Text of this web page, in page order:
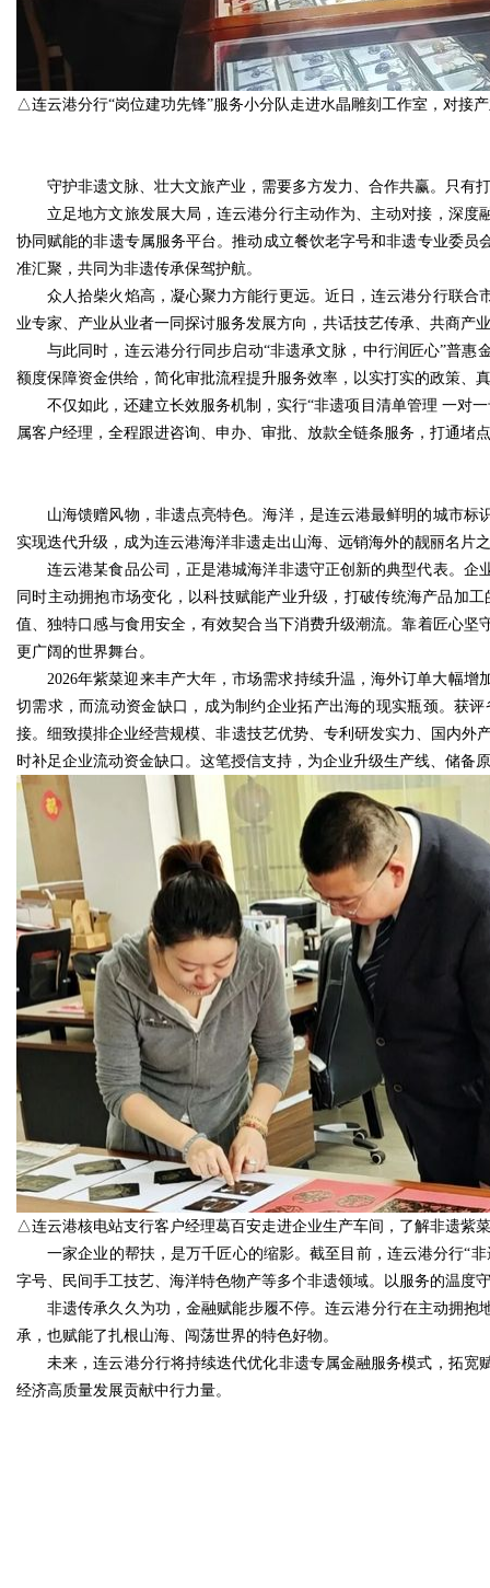
△连云港分行“岗位建功先锋”服务小分队走进水晶雕刻工作室，对接
守护非遗文脉、壮大文旅产业，需要多方发力、合作共赢。只有
立足地方文旅发展大局，连云港分行主动作为、主动对接，深
协同赋能的非遗专属服务平台。推动成立餐饮老字号和非遗专业委
准汇聚，共同为非遗传承保驾护航。
众人拾柴火焰高，凝心聚力方能行更远。近日，连云港分行联
业专家、产业从业者一同探讨服务发展方向，共话技艺传承、共商产
与此同时，连云港分行同步启动“非遗承文脉，中行润匠心”普
额度保障资金供给，简化审批流程提升服务效率，以实打实的政策、
不仅如此，还建立长效服务机制，实行“非遗项目清单管理 一对
属客户经理，全程跟进咨询、申办、审批、放款全链条服务，打通
山海馈赠风物，非遗点亮特色。海洋，是连云港最鲜明的城市
实现迭代升级，成为连云港海洋非遗走出山海、远销海外的靓丽名片
连云港某食品公司，正是港城海洋非遗守正创新的典型代表。
同时主动拥抱市场变化，以科技赋能产业升级，打破传统海产品加
值、独特口感与食用安全，有效契合当下消费升级潮流。靠着匠心
更广阔的世界舞台。
2026年紫菜迎来丰产大年，市场需求持续升温，海外订单大幅
切需求，而流动资金缺口，成为制约企业拓产出海的现实瓶颈。获
接。细致摸排企业经营规模、非遗技艺优势、专利研发实力、国内外
时补足企业流动资金缺口。这笔授信支持，为企业升级生产线、储备
△连云港核电站支行客户经理葛百安走进企业生产车间，了解非遗紫
一家企业的帮扶，是万千匠心的缩影。截至目前，连云港分行“
字号、民间手工技艺、海洋特色物产等多个非遗领域。以服务的温度
非遗传承久久为功，金融赋能步履不停。连云港分行在主动拥
承，也赋能了扎根山海、闯荡世界的特色好物。
未来，连云港分行将持续迭代优化非遗专属金融服务模式，拓
经济高质量发展贡献中行力量。